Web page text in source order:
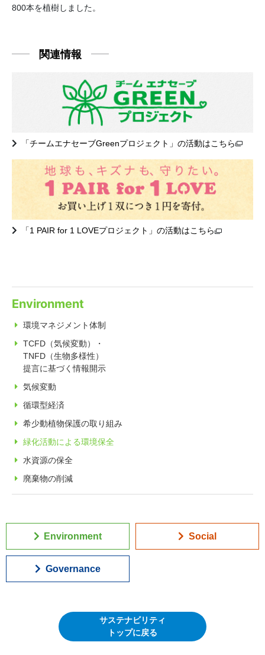
800本を植樹しました。
関連情報
「チームエナセーブGreenプロジェクト」の活動はこちら
「1 PAIR for 1 LOVEプロジェクト」の活動はこちら
Environment
環境マネジメント体制
TCFD（気候変動）・
TNFD（生物多様性）
提言に基づく情報開示
気候変動
循環型経済
希少動植物保護の取り組み
緑化活動による環境保全
水資源の保全
廃棄物の削減
Environment Social
Governance
サステナビリティ
トップに戻る